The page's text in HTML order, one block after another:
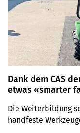
Dank dem CAS
etwas «smarter
Die Weiterbildung
handfeste